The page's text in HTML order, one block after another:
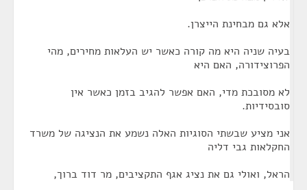
אלא גם מבחינת הייצרן.
בעיה שניה היא מה קורה כאשר יש העלאות מחירים, מהי
הפרוצידורה, האם היא
לא מסובכת מדי, האם אפשר להגיב בזמן כאשר אין
סובסידיות.
אני מציע שבשתי הסוגיות האלה נשמע את הנציגה של משרד
החקלאות גבי דליה
הראל, ואולי גם את נציג אגף התקציבים, מר דוד ברוך,